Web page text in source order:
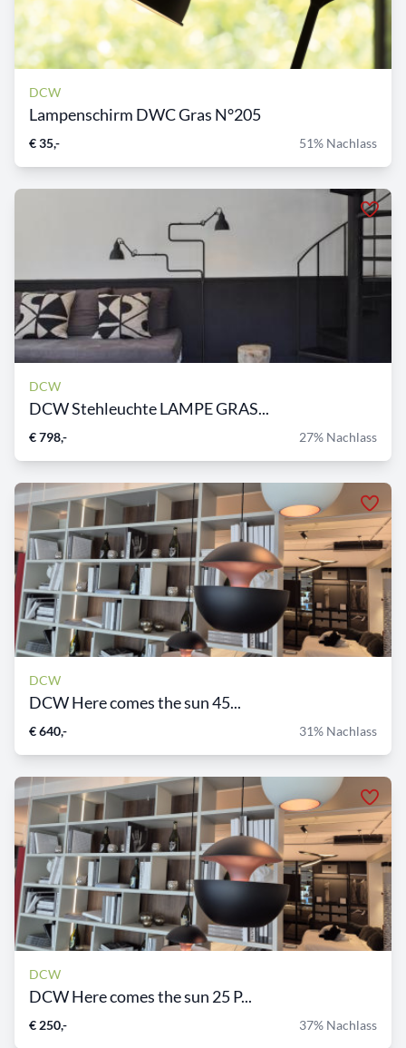
DCW
Lampenschirm DWC Gras N°205
€ 35,- 51% Nachlass
DCW
DCW Stehleuchte LAMPE GRAS...
€ 798,- 27% Nachlass
DCW
DCW Here comes the sun 45...
€ 640,- 31% Nachlass
DCW
DCW Here comes the sun 25 P...
€ 250,- 37% Nachlass